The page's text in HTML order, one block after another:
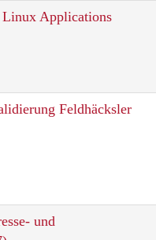
Linux Applications
Feldhäcksler
und